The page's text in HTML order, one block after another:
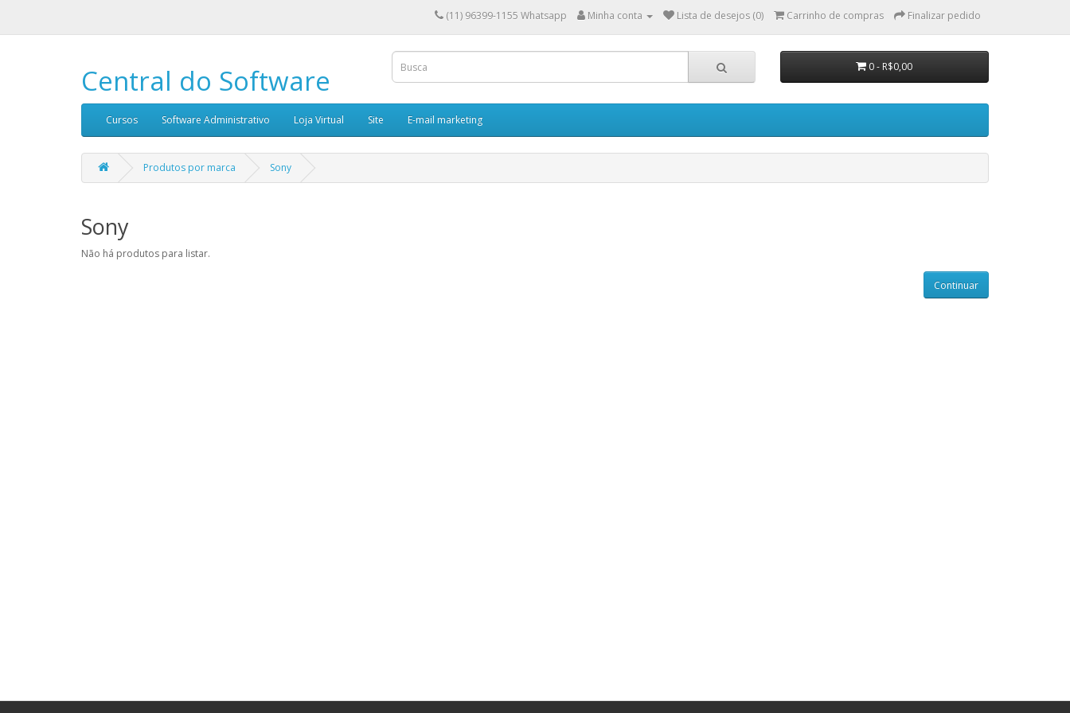
(11) 96399-1155 Whatsapp Minha conta Lista de desejos (0) Carrinho de compras Finalizar pedido
Central do Software 0 - R$0,00
Cursos Software Administrativo Loja Virtual Site E-mail marketing
Produtos por marca Sony
Sony
Não há produtos para listar.
Continuar